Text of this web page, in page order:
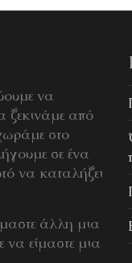
να
ξεκινάμε από
στο
σε ένα
να καταλήξει
άλλη μια
να είμαστε μια